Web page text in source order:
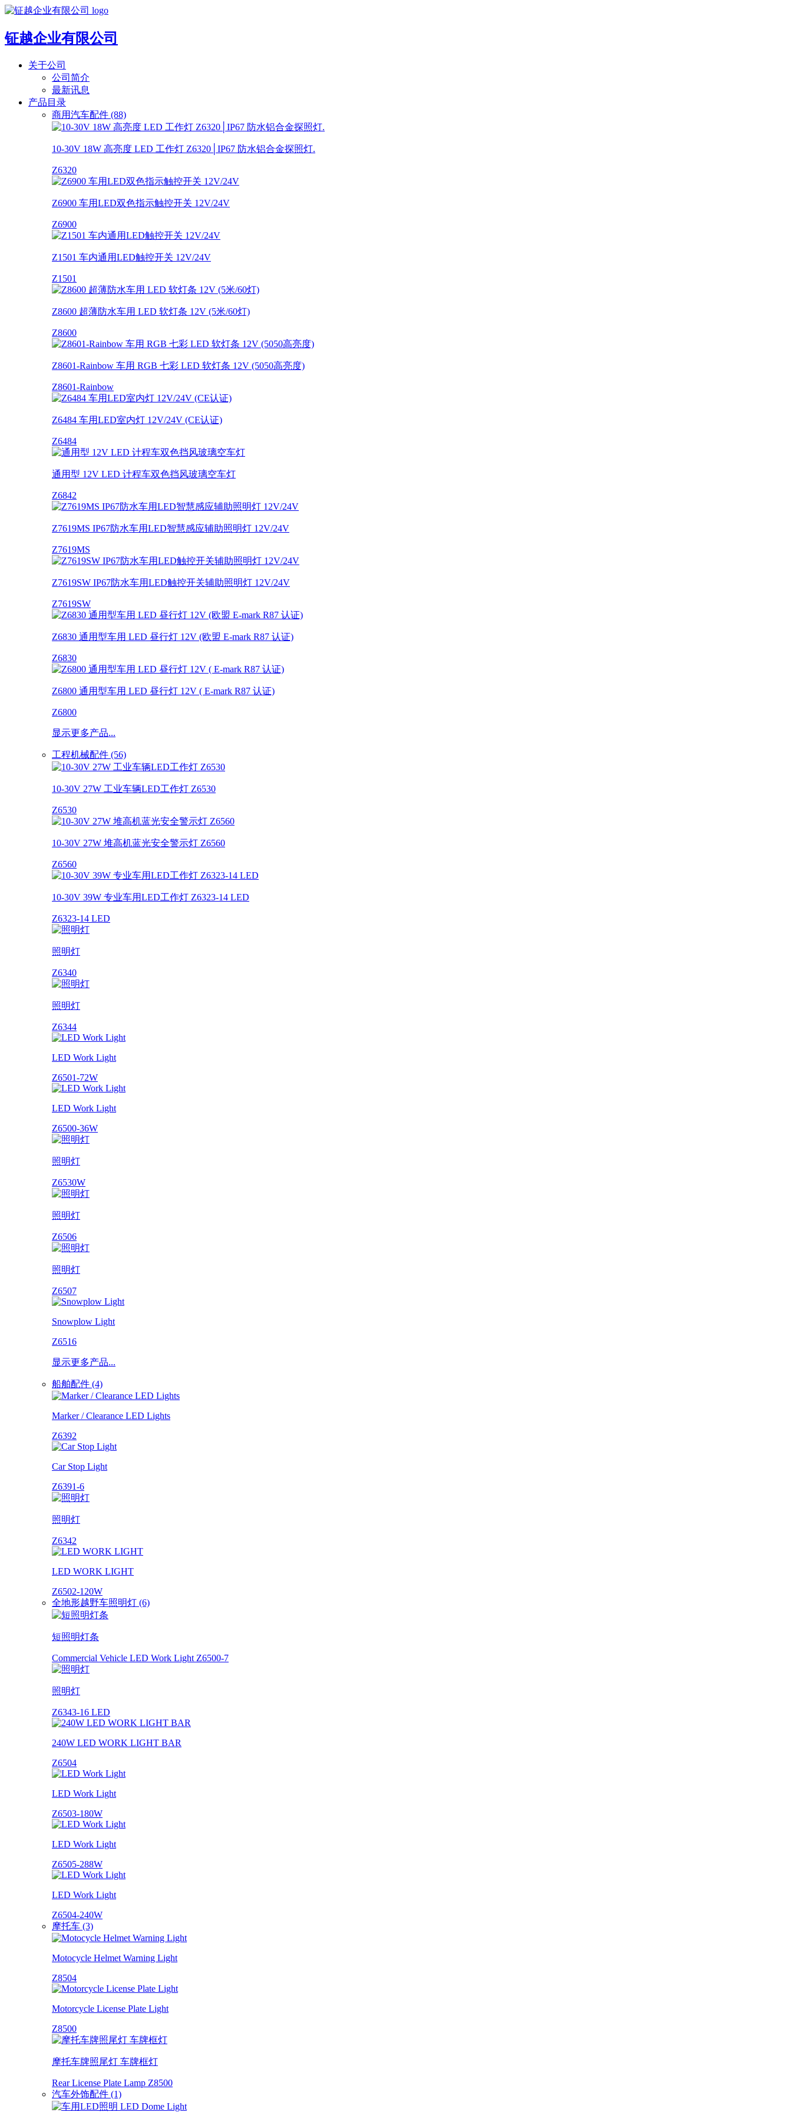
钲越企业有限公司
关于公司
公司简介
最新讯息
产品目录
商用汽车配件 (88)
10-30V 18W 高亮度 LED 工作灯 Z6320│IP67 防水铝合金探照灯.
Z6320
Z6900 车用LED双色指示触控开关 12V/24V
Z6900
Z1501 车内通用LED触控开关 12V/24V
Z1501
Z8600 超薄防水车用 LED 软灯条 12V (5米/60灯)
Z8600
Z8601-Rainbow 车用 RGB 七彩 LED 软灯条 12V (5050高亮度)
Z8601-Rainbow
Z6484 车用LED室内灯 12V/24V (CE认证)
Z6484
通用型 12V LED 计程车双色挡风玻璃空车灯
Z6842
Z7619MS IP67防水车用LED智慧感应辅助照明灯 12V/24V
Z7619MS
Z7619SW IP67防水车用LED触控开关辅助照明灯 12V/24V
Z7619SW
Z6830 通用型车用 LED 昼行灯 12V (欧盟 E-mark R87 认证)
Z6830
Z6800 通用型车用 LED 昼行灯 12V ( E-mark R87 认证)
Z6800
显示更多产品...
工程机械配件 (56)
10-30V 27W 工业车辆LED工作灯 Z6530
Z6530
10-30V 27W 堆高机蓝光安全警示灯 Z6560
Z6560
10-30V 39W 专业车用LED工作灯 Z6323-14 LED
Z6323-14 LED
照明灯
Z6340
照明灯
Z6344
LED Work Light
Z6501-72W
LED Work Light
Z6500-36W
照明灯
Z6530W
照明灯
Z6506
照明灯
Z6507
Snowplow Light
Z6516
显示更多产品...
船舶配件 (4)
Marker / Clearance LED Lights
Z6392
Car Stop Light
Z6391-6
照明灯
Z6342
LED WORK LIGHT
Z6502-120W
全地形越野车照明灯 (6)
短照明灯条
Commercial Vehicle LED Work Light Z6500-7
照明灯
Z6343-16 LED
240W LED WORK LIGHT BAR
Z6504
LED Work Light
Z6503-180W
LED Work Light
Z6505-288W
LED Work Light
Z6504-240W
摩托车 (3)
Motocycle Helmet Warning Light
Z8504
Motorcycle License Plate Light
Z8500
摩托车牌照尾灯 车牌框灯
Rear License Plate Lamp Z8500
汽车外饰配件 (1)